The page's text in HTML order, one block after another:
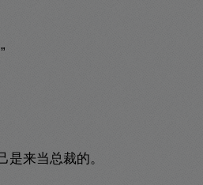
是来当总裁的。